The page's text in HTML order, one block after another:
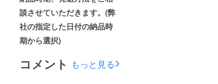
談させていただきます。(弊
社の指定した日付の納品時
期から選択)
コメント もっと見る